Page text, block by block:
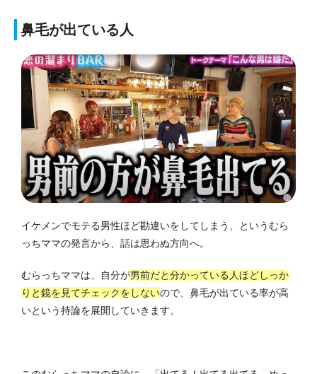
鼻毛が出ている人
イケメンでモテる男性ほど勘違いをしてしまう、というむら
っちママの発言から、話は思わぬ方向へ。
むらっちママは、自分が男前だと分かっている人ほどしっか
りと鏡を見てチェックをしないので、鼻毛が出ている率が高
いという持論を展開していきます。